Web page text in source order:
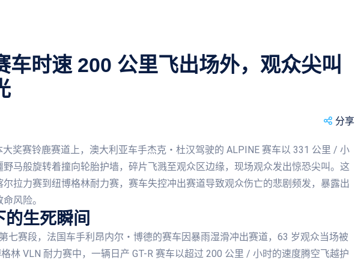
车时速 200 公里飞出场外，观众尖叫
分享
奖赛铃鹿赛道上，澳大利亚车手杰克・杜汉驾驶的 ALPINE 赛车以 331 公里 / 小
马般旋转着撞向轮胎护墙，碎片飞溅至观众区边缘，现场观众发出惊恐尖叫。这
拉力赛到纽博格林耐力赛，赛车失控冲出赛道导致观众伤亡的悲剧频发，暴露出
风险。
生死瞬间
七赛段，法国车手利昂内尔・博德的赛车因暴雨湿滑冲出赛道，63 岁观众当场被
林 VLN 耐力赛中，一辆日产 GT-R 赛车以超过 200 公里 / 小时的速度腾空飞越护